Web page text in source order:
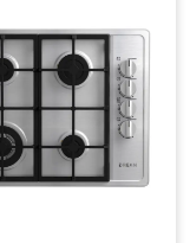
$124.990.
acá